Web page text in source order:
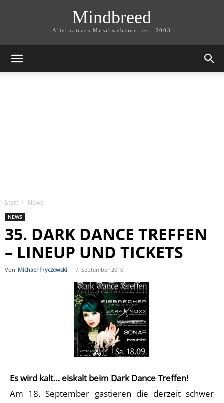
Mindbreed
Alternatives Musikwebzine, est. 2003
Start News
NEWS
35. DARK DANCE TREFFEN
– LINEUP UND TICKETS
Von Michael Fryczewski - 7. September 2010
Es wird kalt… eiskalt beim Dark Dance Treffen!
Am 18. September gastieren die derzeit schwer